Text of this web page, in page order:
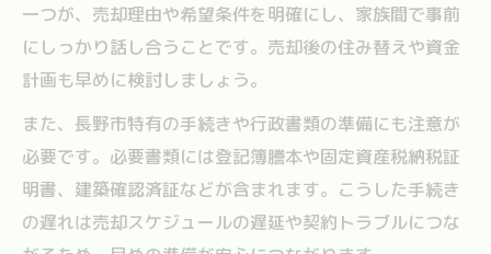
一つが、売却理由や希望条件を明確にし、家族間で事前
にしっかり話し合うことです。売却後の住み替えや資金
計画も早めに検討しましょう。
また、長野市特有の手続きや行政書類の準備にも注意が
必要です。必要書類には登記簿謄本や固定資産税納税証
明書、建築確認済証などが含まれます。こうした手続き
の遅れは売却スケジュールの遅延や契約トラブルにつな